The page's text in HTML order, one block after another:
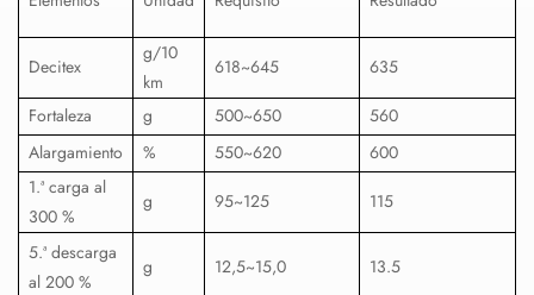
Decitex
g/10
km
618~645 635
Fortaleza g 500~650
560
Alargamiento
% 550~620
600
1.ª carga al
300 %
g 95~125 115
5.ª descarga
al 200 %
g 12,5~15,0 13.5